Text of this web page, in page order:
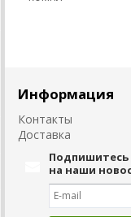
Информация
Контакты
Доставка
Подпишитесь
на наши